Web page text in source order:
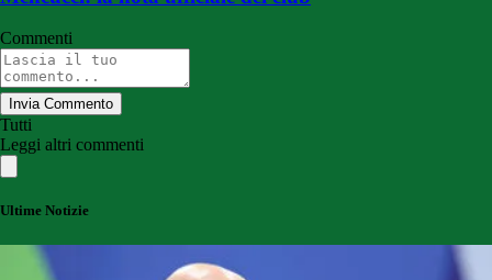
Commenti
Invia Commento
Tutti
Leggi altri commenti
Ultime Notizie